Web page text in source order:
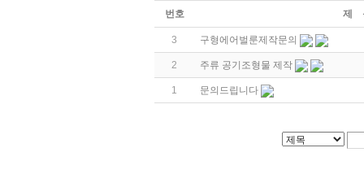
번호 제
3 구형에어벌룬제작문의
2 주류 공기조형물 제작
1 문의드립니다